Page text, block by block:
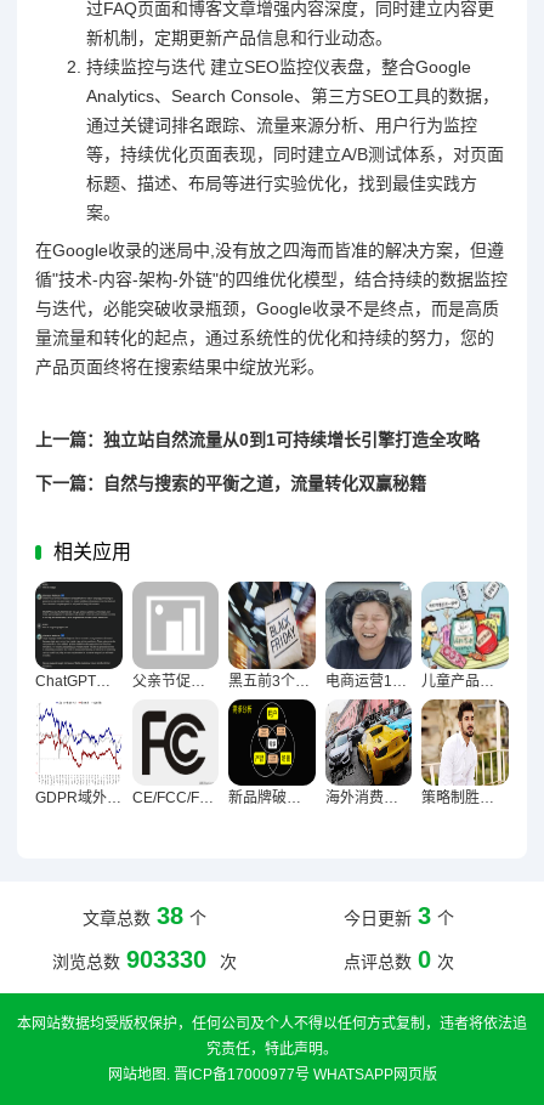
过FAQ页面和博客文章增强内容深度，同时建立内容更
新机制，定期更新产品信息和行业动态。
持续监控与迭代 建立SEO监控仪表盘，整合Google
Analytics、Search Console、第三方SEO工具的数据，
通过关键词排名跟踪、流量来源分析、用户行为监控
等，持续优化页面表现，同时建立A/B测试体系，对页面
标题、描述、布局等进行实验优化，找到最佳实践方
案。
在Google收录的迷局中,没有放之四海而皆准的解决方案，但遵
循"技术-内容-架构-外链"的四维优化模型，结合持续的数据监控
与迭代，必能突破收录瓶颈，Google收录不是终点，而是高质
量流量和转化的起点，通过系统性的优化和持续的努力，您的
产品页面终将在搜索结果中绽放光彩。
上一篇：独立站自然流量从0到1可持续增长引擎打造全攻略
下一篇：自然与搜索的平衡之道，流量转化双赢秘籍
相关应用
ChatGPT破局模板化，产品描述个性化创作新指南 父亲节促销新思路，商业温度自然融入亲情脉络 黑五前3个月卖家必做准备清单，库存到营销全方位策略 电商运营12大封店雷区揭秘，店铺被封的幕后真相 儿童产品出口欧美合规全流程解析，安全标准与法律风险指南
GDPR域外效力冲击下海外网站应对欧盟数据保护新规策略解析 CE/FCC/FDA认证适用产品全解析，电子设备与医疗产品合规指南 新品牌破局，激活首批真实用户的黄金法则 海外消费者价格与体验的权衡博弈 策略制胜法则，让用户深刻记住产品的关键之道
文章总数 38 个 今日更新 3 个
浏览总数 903330 次 点评总数 0 次
本网站数据均受版权保护，任何公司及个人不得以任何方式复制，违者将依法追
究责任，特此声明。
网站地图 晋ICP备17000977号 WHATSAPP网页版